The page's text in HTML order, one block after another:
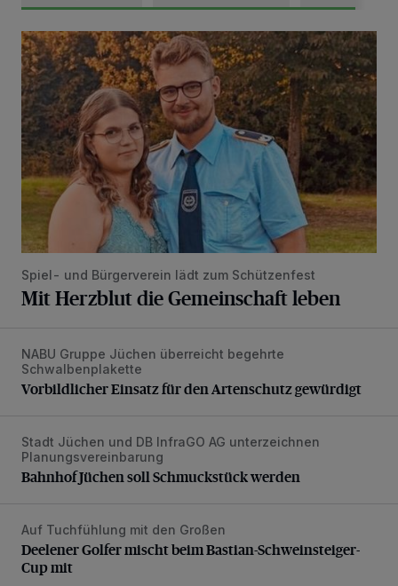
Mit Herzblut die Gemeinschaft leben
Spiel- und Bürgerverein lädt zum Schützenfest
Mit Herzblut die Gemeinschaft leben
Vorbildlicher Einsatz für den Artenschutz gewürdigt
NABU Gruppe Jüchen überreicht begehrte
Schwalbenplakette
Vorbildlicher Einsatz für den Artenschutz gewürdigt
Bahnhof Jüchen soll Schmuckstück werden
Stadt Jüchen und DB InfraGO AG unterzeichnen
Planungsvereinbarung
Bahnhof Jüchen soll Schmuckstück werden
Deelener Golfer mischt beim Bastian-Schweinsteiger-
Auf Tuchfühlung mit den Großen
Deelener Golfer mischt beim Bastian-Schweinsteiger-
Cup mit